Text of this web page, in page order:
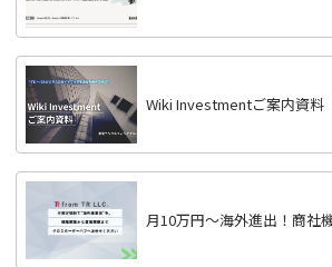
Wiki Investmentご案内資料
月10万円〜海外進出！商社